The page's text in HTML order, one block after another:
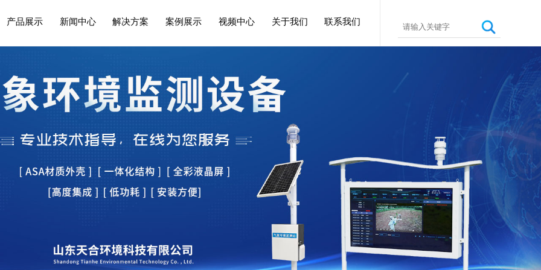
产品展示 新闻中心 解决方案 案例展示 视频中心 关于我们 联系我们